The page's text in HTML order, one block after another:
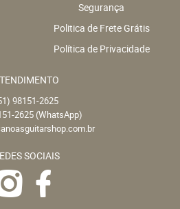
Segurança
Politica de Frete Grátis
Política de Privacidade
98151-2625
2625 (WhatsApp)
SOCIAIS